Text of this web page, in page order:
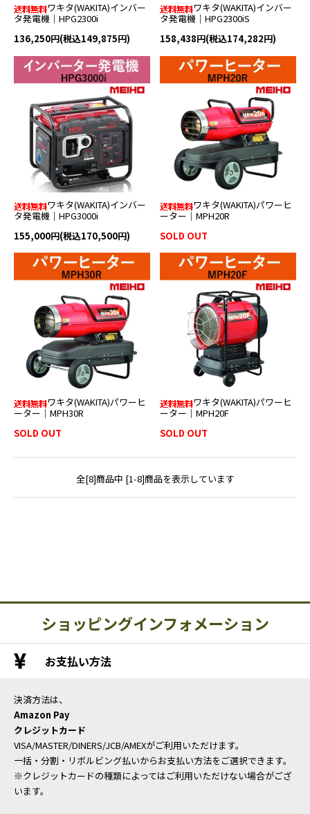
ワキタ(WAKITA)インバー
タ発電機｜HPG2300i
136,250円(税込149,875円)
ワキタ(WAKITA)インバー
タ発電機｜HPG2300iS
158,438円(税込174,282円)
ワキタ(WAKITA)インバー
タ発電機｜HPG3000i
155,000円(税込170,500円)
ワキタ(WAKITA)パワーヒ
ーター｜MPH20R
SOLD OUT
ワキタ(WAKITA)パワーヒ
ーター｜MPH30R
SOLD OUT
ワキタ(WAKITA)パワーヒ
ーター｜MPH20F
SOLD OUT
全[8]商品中 [1-8]商品を表示しています
ショッピングインフォメーション
お支払い方法
決済方法は、
Amazon Pay
クレジットカード
VISA/MASTER/DINERS/JCB/AMEXがご利用いただけます。
一括・分割・リボルビング払いからお支払い方法をご選択できます。
※クレジットカードの種類によってはご利用いただけない場合がござ
います。